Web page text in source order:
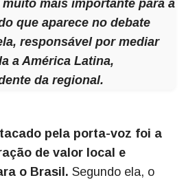
mais importante para a
que aparece no debate
responsável por mediar
a América Latina,
da regional.
pela porta-voz foi a
de valor local e
o Brasil. Segundo ela, o